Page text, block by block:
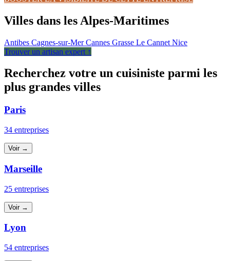
Villes dans les Alpes-Maritimes
Antibes Cagnes-sur-MerCannes Grasse Le Cannet Nice
Trouver un artisan expert ↑
Recherchez votre un cuisiniste parmi les
plus grandes villes
Paris
34 entreprises
Voir →
Marseille
25 entreprises
Voir →
Lyon
54 entreprises